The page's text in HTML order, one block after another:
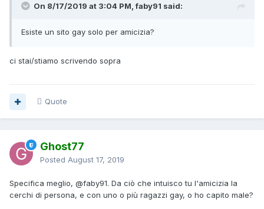
On 8/17/2019 at 3:04 PM, faby91 said:
Esiste un sito gay solo per amicizia?
ci stai/stiamo scrivendo sopra
Quote
Ghost77
Posted August 17, 2019
Specifica meglio, @faby91. Da ciò che intuisco tu l'amicizia la
cerchi di persona, e con uno o più ragazzi gay, o ho capito male?